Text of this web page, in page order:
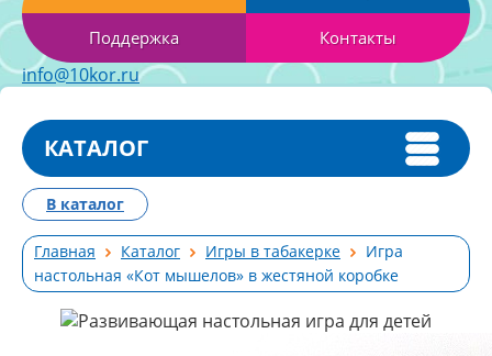
Поддержка Контакты
info@10kor.ru
КАТАЛОГ
Главная Каталог Игры в табакерке
Игра
настольная «Кот мышелов» в жестяной коробке
В каталог